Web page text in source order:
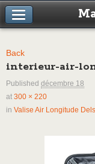
Back
interieur-air-
Published décembre 18
at 300 × 220
in Valise Air Longitude